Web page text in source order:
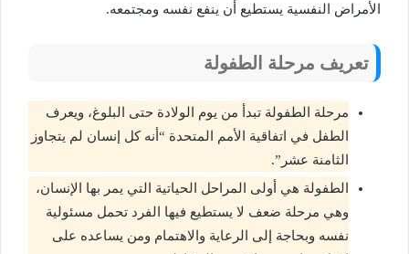
الأمراض النفسية يستطيع أن ينفع نفسه ومجتمعه.
تعريف مرحلة الطفولة
مرحلة الطفولة تبدأ من يوم الولادة حتى البلوغ، ويعرف
الطفل في اتفاقية الأمم المتحدة “أنه كل إنسان لم يتجاوز
الثامنة عشر”.
الطفولة هي أولى المراحل الحياتية التي يمر بها الإنسان،
وهي مرحلة ضعف لا يستطيع فيها الفرد تحمل مسئولية
نفسه وبحاجة إلى الرعاية والاهتمام ومن يساعده على